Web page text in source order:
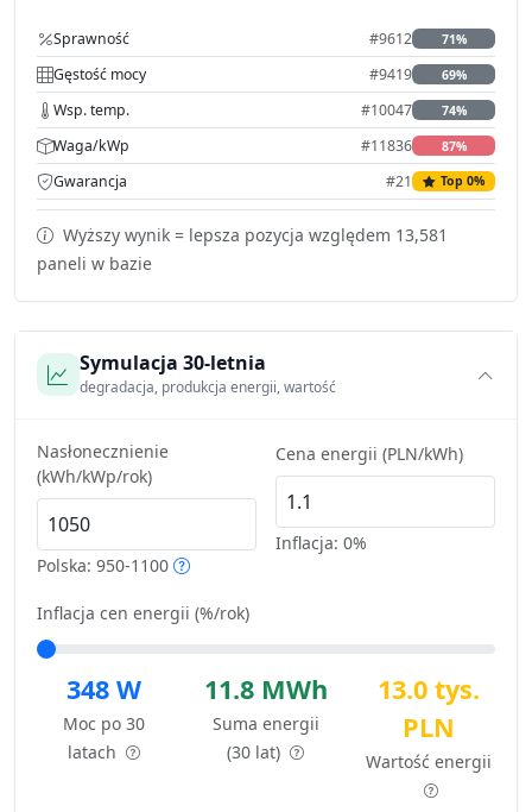
Sprawność #9612 71%
Gęstość mocy #9419 69%
Wsp. temp. #10047 74%
Waga/kWp #11836 87%
Gwarancja #21 Top 0%
Wyższy wynik = lepsza pozycja względem 13,581
paneli w bazie
Symulacja 30-letnia
degradacja, produkcja energii, wartość
Nasłonecznienie
(kWh/kWp/rok)
Polska: 950-1100
Cena energii (PLN/kWh)
Inflacja: 0%
Inflacja cen energii (%/rok)
348 W
Moc po 30
latach
11.8 MWh
Suma energii
(30 lat)
13.0 tys.
PLN
Wartość energii